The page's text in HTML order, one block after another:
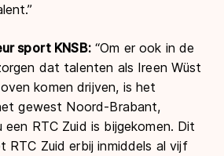
sport KNSB:“Om er ook in de
dat talenten als Ireen Wüst
komen drijven, is het
gewest Noord-Brabant,
een RTC Zuid is bijgekomen. Dit
Zuid erbij inmiddels al vijf